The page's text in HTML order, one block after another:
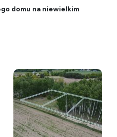
domu na niewielkim